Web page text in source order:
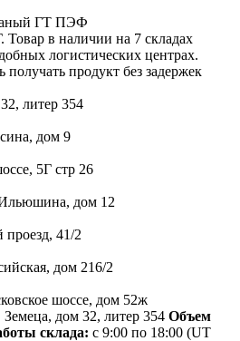
ГТ ПЭФ
в наличии на 7 складах
логистических центрах.
продукт без задержек
литер 354
дом 9
5Г стр 26
дом 12
41/2
дом 216/2
шоссе, дом 52ж
Земеца, дом 32, литер 354 Объем
склада: с 9:00 по 18:00 (UT